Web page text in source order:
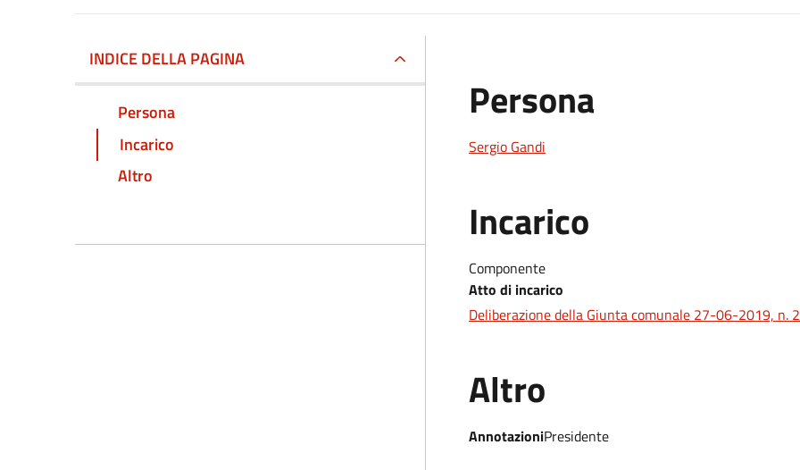
INDICE DELLA PAGINA
Persona
Incarico
Altro
Persona
Sergio Gandi
Incarico
Componente
Atto di incarico
Deliberazione della Giunta comunale 27-06-2019, n.
Altro
AnnotazioniPresidente